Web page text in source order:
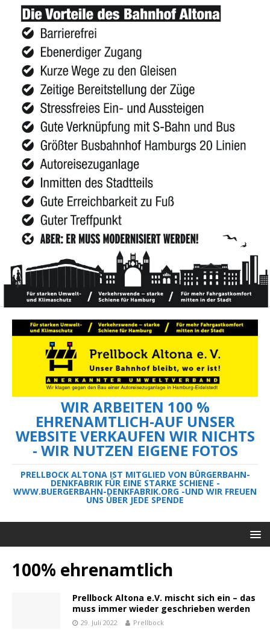
WIR ARBEITEN 100 %
EHRENAMTLICH-AUF UNSER
WEBSITE VERKAUFEN WIR NICHTS
- WIR NUTZEN EIGENE FOTOS
PRELLBOCK ALTONA IST MITGLIED VON BÜRGERBAHN-
DENKFABRIK FÜR EINE STARKE SCHIENE -
WWW.BUERGERBAHN-DENKFABRIK.ORG -UND WIR FREUEN
UNS ÜBER JEDE SPENDE
100% ehrenamtlich
Prellbock Altona e.V. mischt sich ein – das
muss immer wieder geschrieben werden
29. Juli 2022 Prellbock